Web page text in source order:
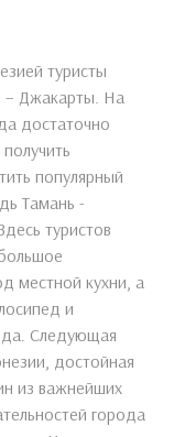
туристы
– Джакарты. На
достаточно
популярный
Тамань -
туристов
местной кухни, а
и
Следующая
достойная
из важнейших
города